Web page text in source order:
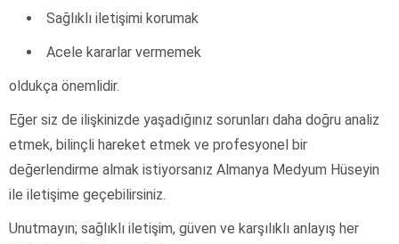
Sağlıklı iletişimi korumak
Acele kararlar vermemek
oldukça önemlidir.
Eğer siz de ilişkinizde yaşadığınız sorunları daha doğru analiz
etmek, bilinçli hareket etmek ve profesyonel bir
değerlendirme almak istiyorsanız Almanya Medyum Hüseyin
ile iletişime geçebilirsiniz.
Unutmayın; sağlıklı iletişim, güven ve karşılıklı anlayış her